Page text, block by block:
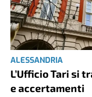
ALESSANDRIA
L’Ufficio Tari si
e accertamenti